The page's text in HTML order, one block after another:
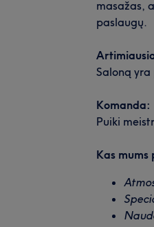
masažas,
paslaugų.
Saloną
Komanda:
Puiki
Kas mums